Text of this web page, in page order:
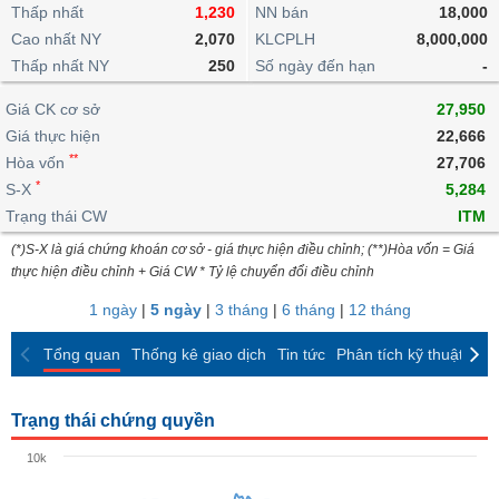
lỗ
dịch
nội
Niên
giám
Tài
liệu
cổ
Định
giá
ngoài
doanh
Top
cổ
phiếu
ngành
giao
dịch
dịch
Chứng
quyền
quan
Thống
giao
dịch
Thống
giao
dịch
Tin
tức
Phân
tích
kỹ
thuật
trực
tuyến
Bộ
lọc
cổ
So
sánh
Báo
cáo
Vĩ
mô
lai
Chứng
quyền
Trái
phiếu
IR
Awards
tạo
Dịch
vụ
Thấp nhất
1,230
Cao nhất NY
2,070
Thấp nhất NY
250
NN bán
18,000
KLCPLH
8,000,000
Số ngày đến hạn
-
Giá CK cơ sở
27,950
Giá thực hiện
22,666
Hòa vốn **
27,706
S-X *
5,284
Trạng thái CW
ITM
(*)S-X là giá chứng khoán cơ sở - giá thực hiện điều chỉnh; (**)Hòa vốn = Giá
thực hiện điều chỉnh + Giá CW * Tỷ lệ chuyển đổi điều chỉnh
1 ngày| 5 ngày| 3 tháng | 6 tháng | 12 tháng
Tổng quan Thống kê giao dịch Tin tức Phân tích kỹ thuật
Trạng thái chứng quyền
10k
BẤT
ĐỘNG
SẢN
TÀI
CHÍNH
HÀNG
KINH